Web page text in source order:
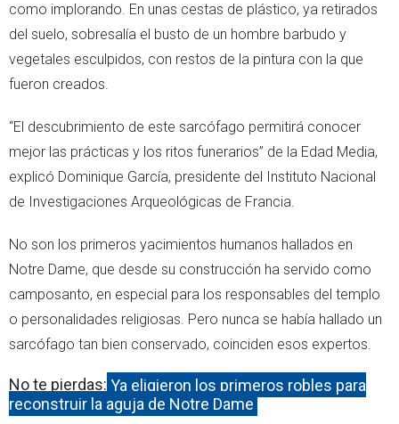
como implorando. En unas cestas de plástico, ya retirados
del suelo, sobresalía el busto de un hombre barbudo y
vegetales esculpidos, con restos de la pintura con la que
fueron creados.
“El descubrimiento de este sarcófago permitirá conocer
mejor las prácticas y los ritos funerarios” de la Edad Media,
explicó Dominique García, presidente del Instituto Nacional
de Investigaciones Arqueológicas de Francia.
No son los primeros yacimientos humanos hallados en
Notre Dame, que desde su construcción ha servido como
camposanto, en especial para los responsables del templo
o personalidades religiosas. Pero nunca se había hallado un
sarcófago tan bien conservado, coinciden esos expertos.
No te pierdas: Ya eligieron los primeros robles para
reconstruir la aguja de Notre Dame